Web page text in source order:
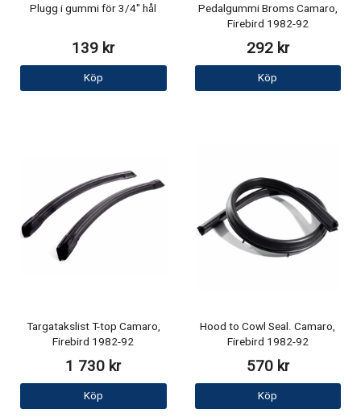
Plugg i gummi för 3/4" hål
139 kr
Köp
Pedalgummi Broms Camaro,
Firebird 1982-92
292 kr
Köp
Targatakslist T-top Camaro,
Firebird 1982-92
1 730 kr
Köp
Hood to Cowl Seal. Camaro,
Firebird 1982-92
570 kr
Köp